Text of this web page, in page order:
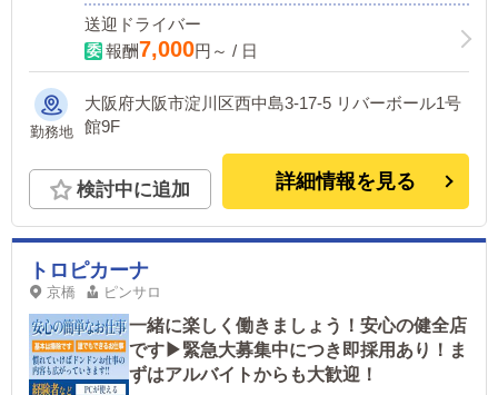
送迎ドライバー
報酬7,000円～ / 日
勤務地
大阪府大阪市淀川区西中島3-17-5 リバーボール1号
館9F
検討中に追加 詳細情報を見る
トロピカーナ
京橋 ピンサロ
一緒に楽しく働きましょう！安心の健全店
です▶緊急大募集中につき即採用あり！ま
ずはアルバイトからも大歓迎！